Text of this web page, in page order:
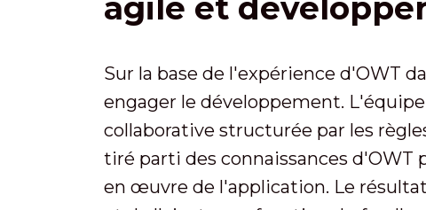
Sur la base de l'expérience d'OWT
engager le développement.
collaborative structurée par les
tiré parti des connaissances
en œuvre de l'application. Le